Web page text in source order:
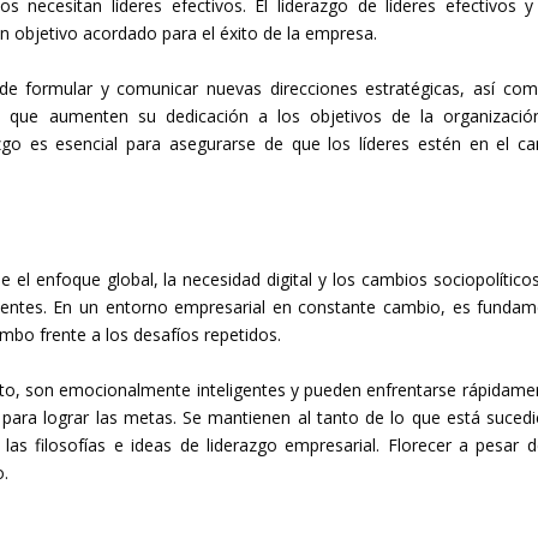
necesitan líderes efectivos. El liderazgo de líderes efectivos
objetivo acordado para el éxito de la empresa.
formular y comunicar nuevas direcciones estratégicas, así
aumenten su dedicación a los objetivos de la
es esencial para asegurarse de que los líderes estén en el
enfoque global, la necesidad digital y los cambios
En un entorno empresarial en constante cambio, es
frente a los desafíos repetidos.
son emocionalmente inteligentes y pueden enfrentarse
lograr las metas. Se mantienen al tanto de lo que está
filosofías e ideas de liderazgo empresarial. Florecer a pesar